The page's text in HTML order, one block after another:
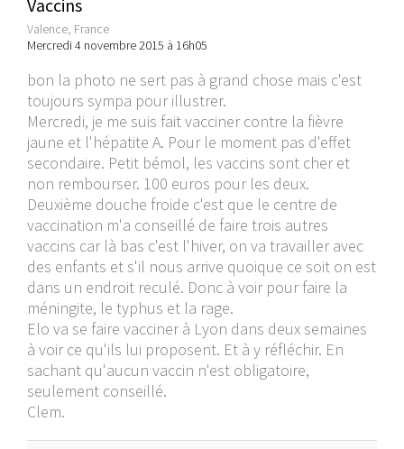
Vaccins
Valence, France
Mercredi 4 novembre 2015 à 16h05
bon la photo ne sert pas à grand chose mais c'est
toujours sympa pour illustrer.
Mercredi, je me suis fait vacciner contre la fièvre
jaune et l'hépatite A. Pour le moment pas d'effet
secondaire. Petit bémol, les vaccins sont cher et
non rembourser. 100 euros pour les deux.
Deuxième douche froide c'est que le centre de
vaccination m'a conseillé de faire trois autres
vaccins car là bas c'est l'hiver, on va travailler avec
des enfants et s'il nous arrive quoique ce soit on est
dans un endroit reculé. Donc à voir pour faire la
méningite, le typhus et la rage.
Elo va se faire vacciner à Lyon dans deux semaines
à voir ce qu'ils lui proposent. Et à y réfléchir. En
sachant qu'aucun vaccin n'est obligatoire,
seulement conseillé.
Clem.